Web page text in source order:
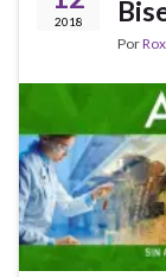
2018
Por